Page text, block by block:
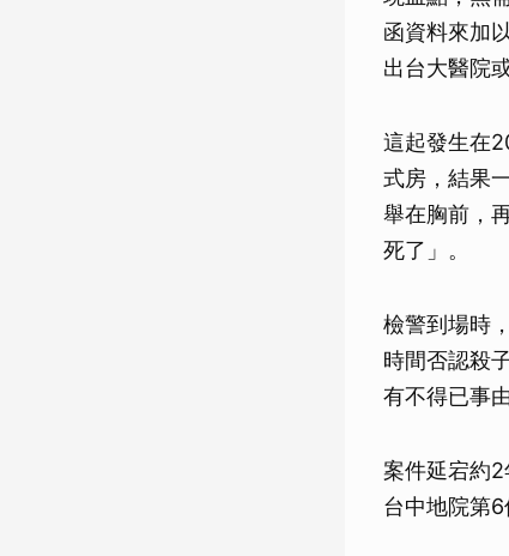
函資料來加
出台大醫院
這起發生在
式房，結果
舉在胸前，
死了」。
檢警到場時
時間否認殺
有不得已事
案件延宕約
台中地院第6